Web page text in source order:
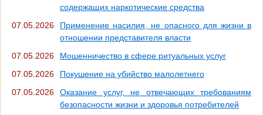
содержащих наркотические средства
07.05.2026
Применение насилия, не опасного для жизни в
отношении представителя власти
07.05.2026
Мошенничество в сфере ритуальных услуг
07.05.2026
Покушение на убийство малолетнего
07.05.2026
Оказание услуг, не отвечающих требованиям
безопасности жизни и здоровья потребителей